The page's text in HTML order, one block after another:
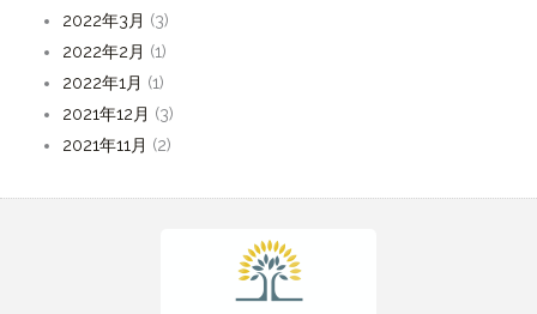
2022年3月 (3)
2022年2月 (1)
2022年1月 (1)
2021年12月 (3)
2021年11月 (2)